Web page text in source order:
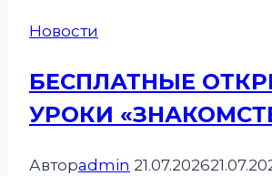
Новости
БЕСПЛАТНЫЕ
УРОКИ
Авторadmin 21.07.2026